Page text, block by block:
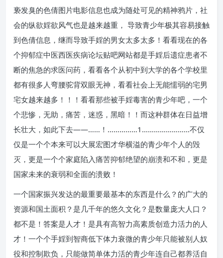
亵发臭的色倩图片电影信息也成为随处可见的精神鸦片，社
会的纵欲婬欲风气也是越来越重， 导致青少年极其容易接触
到色倩信息，继而导致手婬的男女太多太多！看看现在的各
个抑郁症中医西医疾病论坛贴吧网站都是手婬后遗症患者不
断的焦急的求医问药，看看各个从初中到大学的各个学校里
都有很多人弯腰驼背双眼无神，看看社会上无能懦弱的宅男
宅女越来越多！！！看看那些被手婬毒害的青少年吧，一个
个悲惨，无助，痛苦，迷惑，黑暗！！而这种群体在日益增
长壮大，如此下去——……！……………1……………………不仅
仅是一个个本来可以大展宏图才华横溢的青少年个人的毁
灭，更是一个个家庭陷入痛苦抑郁绝望的崩溃和不和，更是
国家未来的衰弱和全面的溃败！
一个国家振兴发达的最重要最基本的东西是什么？的广大的
资源和国土面积？是几千年的悠久文化？是数量庞大人口？
都不是！答案是人才！是具有高智力高素质创造力活力的人
才！一个个手婬到智商低下体力衰微的青少年只能被别人奴
役和控制欺负，只能做简单体力活的青少年连自己都养活自